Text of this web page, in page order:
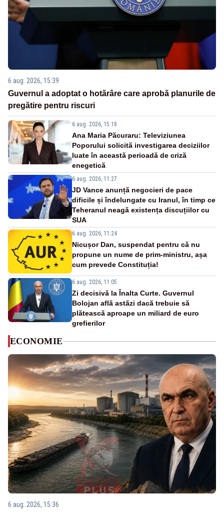
6 aug. 2026, 15:39
Guvernul a adoptat o hotărâre care aprobă planurile de
pregătire pentru riscuri
6 aug. 2026, 15:18
Ana Maria Păcuraru: Televiziunea
Poporului solicită investigarea deciziilor
luate în această perioadă de criză
enegetică
6 aug. 2026, 11:27
JD Vance anunță negocieri de pace
dificile și îndelungate cu Iranul, în timp ce
Teheranul neagă existența discuțiilor cu
SUA
6 aug. 2026, 11:24
Nicușor Dan, suspendat pentru că nu
propune un nume de prim-ministru, așa
cum prevede Constituția!
6 aug. 2026, 11:05
Zi decisivă la Înalta Curte. Guvernul
Bolojan află astăzi dacă trebuie să
plătească aproape un miliard de euro
grefierilor
ECONOMIE
6 aug. 2026, 15:36